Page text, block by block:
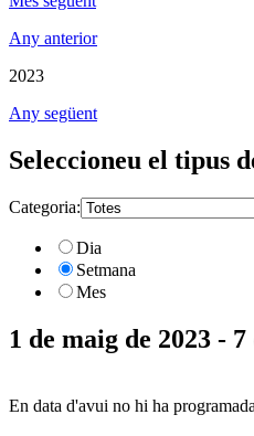
Any anterior
2023
Any següent
Seleccioneu el tipus
Categoria:
Dia
Setmana
Mes
1 de maig de 2023 -
En data d'avui no hi ha